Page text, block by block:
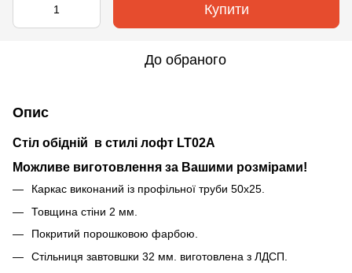
Купити
До обраного
Опис
Стіл обідній в стилі лофт LT02А
Можливе виготовлення за Вашими розмірами!
Каркас виконаний із профільної труби 50х25.
Товщина стіни 2 мм.
Покритий порошковою фарбою.
Стільниця завтовшки 32 мм. виготовлена з ЛДСП.